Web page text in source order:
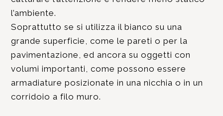
l’ambiente.
Soprattutto se si utilizza il bianco su una
grande superficie, come le pareti o per la
pavimentazione, ed ancora su oggetti con
volumi importanti, come possono essere
armadiature posizionate in una nicchia o in un
corridoio a filo muro.